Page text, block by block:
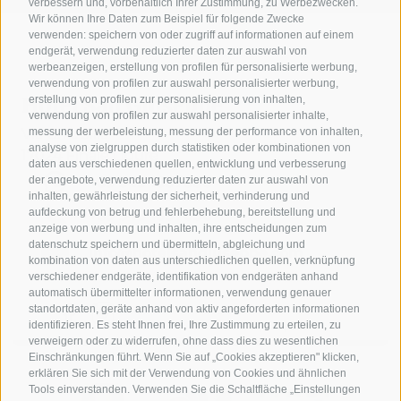
verbessern und, vorbehaltlich Ihrer Zustimmung, zu Werbezwecken.
Wir können Ihre Daten zum Beispiel für folgende Zwecke
verwenden: speichern von oder zugriff auf informationen auf einem
endgerät, verwendung reduzierter daten zur auswahl von
werbeanzeigen, erstellung von profilen für personalisierte werbung,
verwendung von profilen zur auswahl personalisierter werbung,
erstellung von profilen zur personalisierung von inhalten,
verwendung von profilen zur auswahl personalisierter inhalte,
messung der werbeleistung, messung der performance von inhalten,
analyse von zielgruppen durch statistiken oder kombinationen von
daten aus verschiedenen quellen, entwicklung und verbesserung
der angebote, verwendung reduzierter daten zur auswahl von
inhalten, gewährleistung der sicherheit, verhinderung und
aufdeckung von betrug und fehlerbehebung, bereitstellung und
anzeige von werbung und inhalten, ihre entscheidungen zum
datenschutz speichern und übermitteln, abgleichung und
kombination von daten aus unterschiedlichen quellen, verknüpfung
verschiedener endgeräte, identifikation von endgeräten anhand
automatisch übermittelter informationen, verwendung genauer
standortdaten, geräte anhand von aktiv angeforderten informationen
identifizieren. Es steht Ihnen frei, Ihre Zustimmung zu erteilen, zu
verweigern oder zu widerrufen, ohne dass dies zu wesentlichen
Einschränkungen führt. Wenn Sie auf „Cookies akzeptieren" klicken,
erklären Sie sich mit der Verwendung von Cookies und ähnlichen
Tools einverstanden. Verwenden Sie die Schaltfläche „Einstellungen
Hotel San Giuseppe
Via G. A. Silla
17024 Finale Ligure
+39 349 1857050
+39 349 1857050
info@hotelsangiuseppe.com
IT | EN | FR